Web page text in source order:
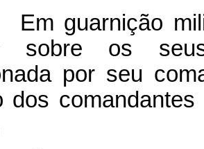
Em guarnição
sobre os
por seu
dos